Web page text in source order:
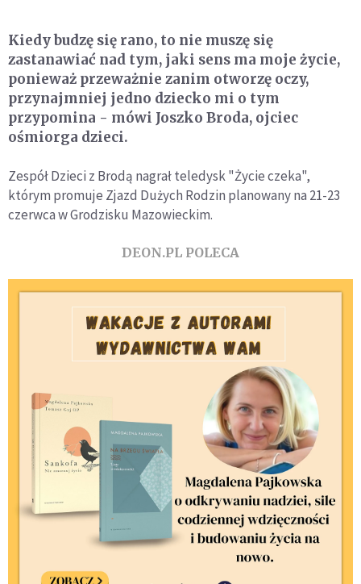
Kiedy budzę się rano, to nie muszę się
zastanawiać nad tym, jaki sens ma moje życie,
ponieważ przeważnie zanim otworzę oczy,
przynajmniej jedno dziecko mi o tym
przypomina - mówi Joszko Broda, ojciec
ośmiorga dzieci.
Zespół Dzieci z Brodą nagrał teledysk "Życie czeka",
którym promuje Zjazd Dużych Rodzin planowany na 21-23
czerwca w Grodzisku Mazowieckim.
DEON.PL POLECA